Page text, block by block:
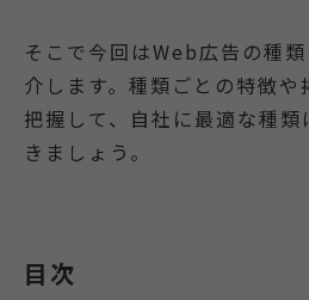
そこで今回はWeb広告の種
介します。種類ごとの特徴や
把握して、自社に最適な種
きましょう。
目次